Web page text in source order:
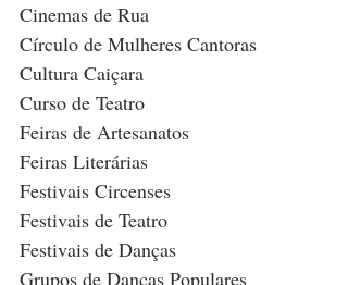
Cinemas de Rua
Círculo de Mulheres Cantoras
Cultura Caiçara
Curso de Teatro
Feiras de Artesanatos
Feiras Literárias
Festivais Circenses
Festivais de Teatro
Festivais de Danças
Grupos de Danças Populares